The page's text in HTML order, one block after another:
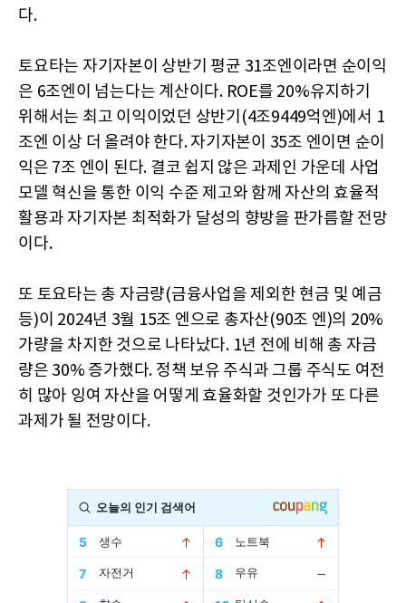
다.
토요타는 자기자본이 상반기 평균 31조엔이라면 순이익
은 6조엔이 넘는다는 계산이다. ROE를 20%유지하기
위해서는 최고 이익이었던 상반기(4조9449억엔)에서 1
조엔 이상 더 올려야 한다. 자기자본이 35조 엔이면 순이
익은 7조 엔이 된다. 결코 쉽지 않은 과제인 가운데 사업
모델 혁신을 통한 이익 수준 제고와 함께 자산의 효율적
활용과 자기자본 최적화가 달성의 향방을 판가름할 전망
이다.
또 토요타는 총 자금량(금융사업을 제외한 현금 및 예금
등)이 2024년 3월 15조 엔으로 총자산(90조 엔)의 20%
가량을 차지한 것으로 나타났다. 1년 전에 비해 총 자금
량은 30% 증가했다. 정책 보유 주식과 그룹 주식도 여전
히 많아 잉여 자산을 어떻게 효율화할 것인가가 또 다른
과제가 될 전망이다.